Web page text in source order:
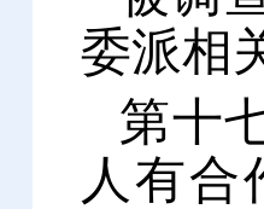
委派相
第十
人有